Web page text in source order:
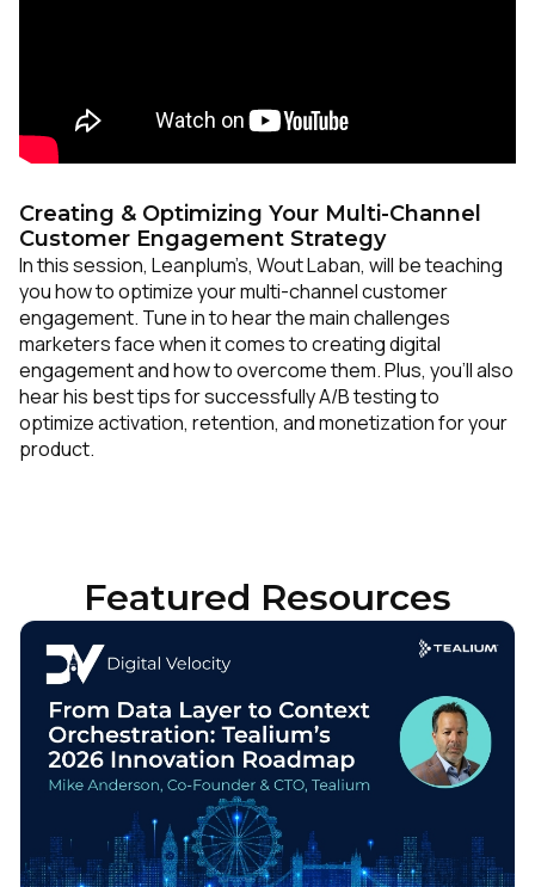
Creating & Optimizing Your Multi-Channel
Customer Engagement Strategy
In this session, Leanplum’s, Wout Laban, will be teaching
you how to optimize your multi-channel customer
engagement. Tune in to hear the main challenges
marketers face when it comes to creating digital
engagement and how to overcome them. Plus, you’ll also
hear his best tips for successfully A/B testing to
optimize activation, retention, and monetization for your
product.
Featured Resources